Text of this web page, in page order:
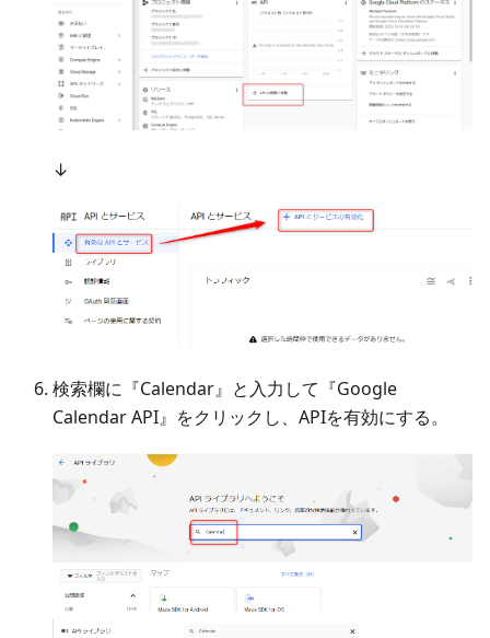
↓
検索欄に『Calendar』と入力して『Google
Calendar API』をクリックし、APIを有効にする。